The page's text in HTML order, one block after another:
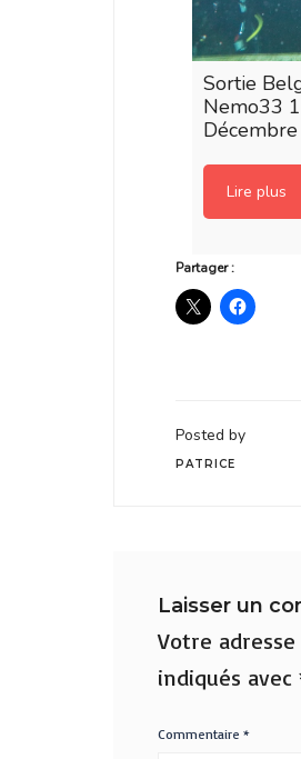
Sortie
Nemo33
Lire plus
Partager :
Posted by
PATRICE
Laisser un
Votre
indiqués avec
Commentaire *